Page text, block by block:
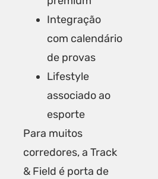
Integração
com calendário
de provas
Lifestyle
associado ao
esporte
Para muitos
corredores, a Track
& Field é porta de